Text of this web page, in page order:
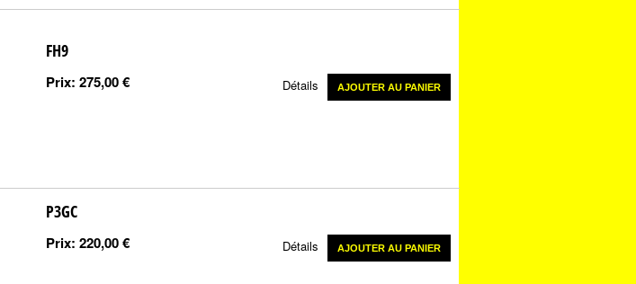
FH9
Prix: 275,00 € Détails AJOUTER AU PANIER
P3GC
Prix: 220,00 € Détails AJOUTER AU PANIER